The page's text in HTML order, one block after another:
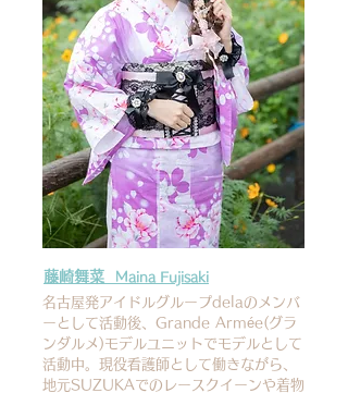
藤崎舞菜 Maina Fujisaki
名古屋発アイドルグループdelaのメンバ
ーとして活動後、Grande Armée(グラ
ンダルメ)モデルユニットでモデルとして
活動中。現役看護師として働きながら、
地元SUZUKAでのレースクイーンや着物